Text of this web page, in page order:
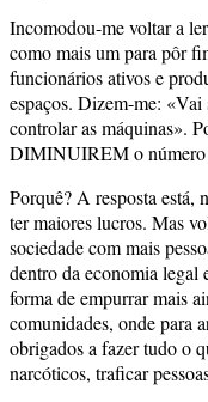
Incomodou-me voltar a
como mais um para pôr
funcionários ativos e
espaços. Dizem-me: «Vai
controlar as máquinas».
DIMINUIREM o número
Porquê? A resposta está,
ter maiores lucros. Mas
sociedade com mais
dentro da economia legal
forma de empurrar mais
comunidades, onde para
obrigados a fazer tudo o
narcóticos, traficar